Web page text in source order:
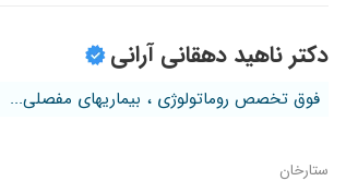
دکتر ناهید دهقانی آرانی
فوق تخصص روماتولوژی ، بیماریهای مفصلی...
ستارخان